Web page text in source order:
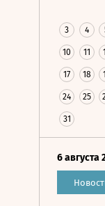
3 4
10 11
17 18
24 25
31
6 августа